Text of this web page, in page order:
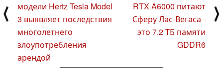
⟨
модели Hertz Tesla Model
3 выявляет последствия
многолетнего
злоупотребления
арендой
RTX A6000 питают
Сферу Лас-Вегаса -
это 7,2 ТБ памяти
GDDR6
⟩